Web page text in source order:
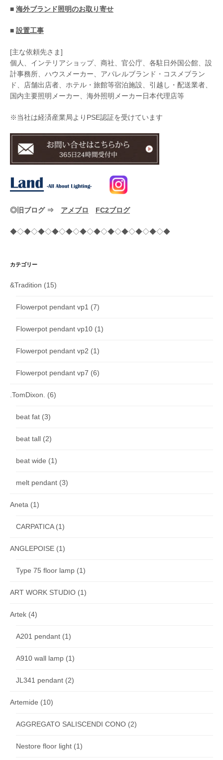
■ 海外ブランド照明のお取り寄せ
■ 設置工事
[主な依頼先さま]
個人、インテリアショップ、商社、官公庁、各駐日外国公館、設
計事務所、ハウスメーカー、アパレルブランド・コスメブラン
ド、店舗出店者、ホテル・旅館等宿泊施設、引越し・配送業者、
国内主要照明メーカー、海外照明メーカー日本代理店等
※当社は経済産業局よりPSE認証を受けています
◎旧ブログ ⇒ アメブロ FC2ブログ
◆◇◆◇◆◇◆◇◆◇◆◇◆◇◆◇◆◇◆◇◆◇◆
カテゴリー
&Tradition (15)
Flowerpot pendant vp1 (7)
Flowerpot pendant vp10 (1)
Flowerpot pendant vp2 (1)
Flowerpot pendant vp7 (6)
.TomDixon. (6)
beat fat (3)
beat tall (2)
beat wide (1)
melt pendant (3)
Aneta (1)
CARPATICA(1)
ANGLEPOISE (1)
Type 75 floor lamp (1)
ART WORK STUDIO (1)
Artek (4)
A201 pendant (1)
A910 wall lamp (1)
JL341 pendant (2)
Artemide (10)
AGGREGATO SALISCENDI CONO (2)
Nestore floor light (1)